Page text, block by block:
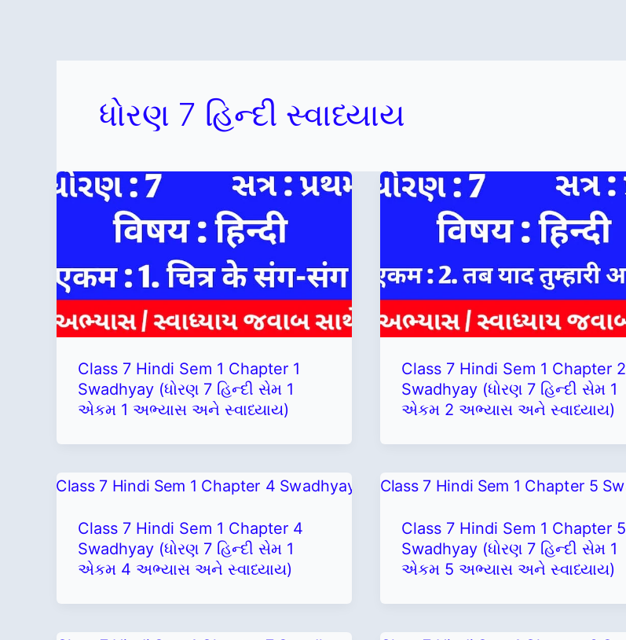
ધોરણ 7 હિન્દી સ્વાધ્યાય
Class 7 Hindi Sem 1 Chapter 1
Swadhyay (ધોરણ 7 હિન્દી સેમ 1
એકમ 1 અભ્યાસ અને સ્વાધ્યાય)
Class 7 Hindi Sem 1 Chapter 2
Swadhyay (ધોરણ 7 હિન્દી સેમ 1
એકમ 2 અભ્યાસ અને સ્વાધ્યાય)
Class 7 Hindi Sem 1 Chapter 4
Swadhyay (ધોરણ 7 હિન્દી સેમ 1
એકમ 4 અભ્યાસ અને સ્વાધ્યાય)
Class 7 Hindi Sem 1 Chapter 5
Swadhyay (ધોરણ 7 હિન્દી સેમ 1
એકમ 5 અભ્યાસ અને સ્વાધ્યાય)